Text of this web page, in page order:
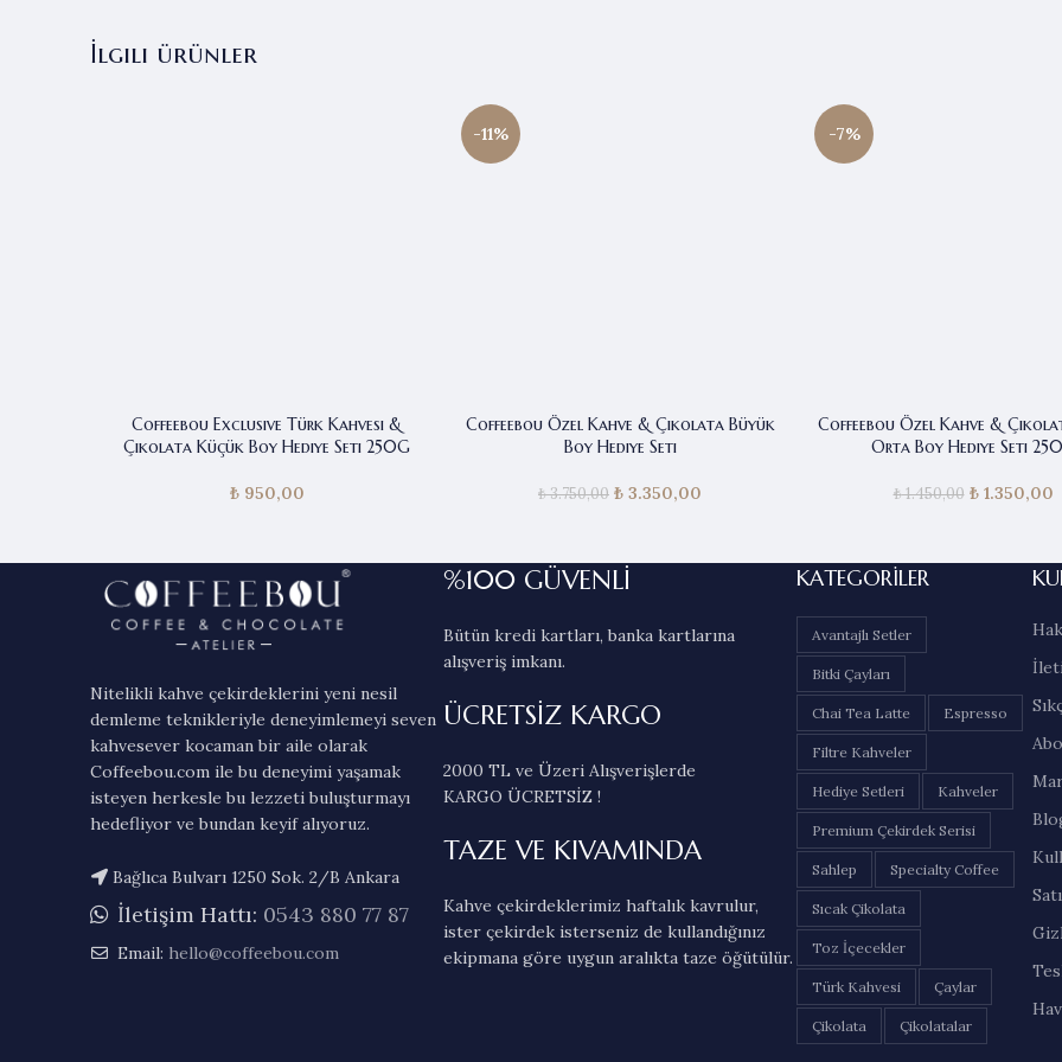
İlgili ürünler
Coffeebou Exclusive Türk Kahvesi &
Çikolata Küçük Boy Hediye Seti 250G
₺950,00
-11%
Coffeebou Özel Kahve & Çikolata Büyük
Boy Hediye Seti
₺3.750,00
Orijinal fiyat:
₺ 3.350,00
-7%
Coffeebou Özel Kahve &
Orta Boy Hediye Seti
₺1.450,00
Orijinal
₺1.350,00
Nitelikli kahve çekirdeklerini yeni nesil
demleme teknikleriyle deneyimlemeyi seven
kahvesever kocaman bir aile olarak
Coffeebou.com ile bu deneyimi yaşamak
isteyen herkesle bu lezzeti buluşturmayı
hedefliyor ve bundan keyif alıyoruz.
Bağlıca Bulvarı 1250 Sok. 2/B Ankara
İletişim Hattı: 0543 880 77 87
Email: hello@coffeebou.com
%100 GÜVENLİ
Bütün kredi kartları, banka kartlarına
alışveriş imkanı.
ÜCRETSİZ KARGO
2000 TL ve Üzeri Alışverişlerde
KARGO ÜCRETSİZ !
TAZE VE KIVAMINDA
Kahve çekirdeklerimiz haftalık kavrulur,
ister çekirdek isterseniz de kullandığınız
ekipmana göre uygun aralıkta taze öğütülür.
KATEGORILER
Avantajlı Setler
Bitki Çayları
Chai Tea Latte Espresso
Filtre Kahveler
Hediye Setleri Kahveler
Premium Çekirdek Serisi
Sahlep Specialty Coffee
Sıcak Çikolata
Toz İçecekler
Türk Kahvesi Çaylar
Çikolata Çikolatalar